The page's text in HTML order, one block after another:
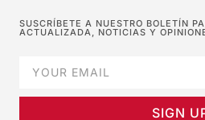
SUSCRÍBETE A NUESTRO BOLETÍN
ACTUALIZADA, NOTICIAS Y
SIGN